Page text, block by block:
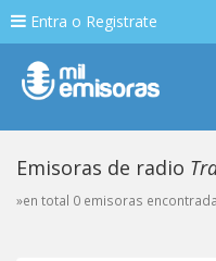
Entra o Registrate
Emisoras de radio
»en total 0 emisoras